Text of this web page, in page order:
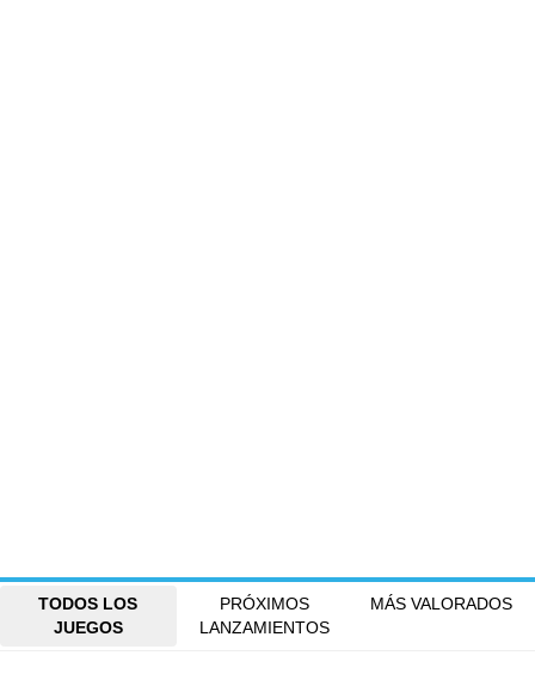
TODOS LOS
JUEGOS
PRÓXIMOS
LANZAMIENTOS
MÁS VALORADOS